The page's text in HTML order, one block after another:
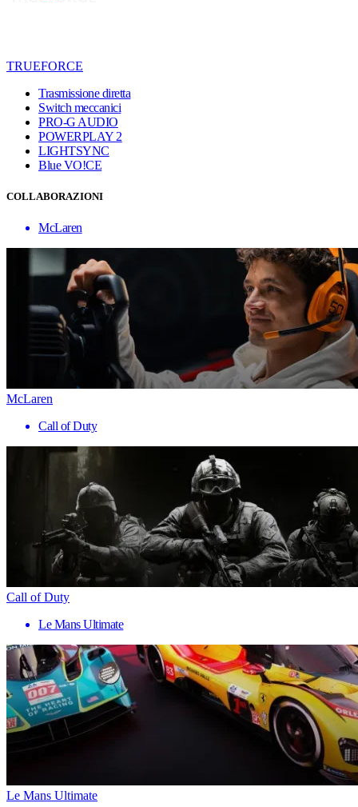
TRUEFORCE
Trasmissione diretta
Switch meccanici
PRO-G AUDIO
POWERPLAY 2
LIGHTSYNC
Blue VO!CE
COLLABORAZIONI
McLaren
McLaren
Call of Duty
Call of Duty
Le Mans Ultimate
Le Mans Ultimate